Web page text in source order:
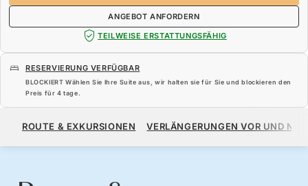
ANGEBOT ANFORDERN
TEILWEISE ERSTATTUNGSFÄHIG
RESERVIERUNG VERFÜGBAR
BLOCKIERT Wählen Sie Ihre Suite aus, wir halten sie für Sie und blockieren den
Preis für 4 tage.
5.280 $
ROUTE & EXKURSIONEN VERLÄNGERUNGEN VOR UND